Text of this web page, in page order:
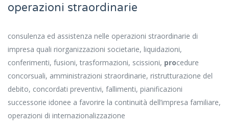
operazioni straordinarie
consulenza ed assistenza nelle operazioni straordinarie di
impresa quali riorganizzazioni societarie, liquidazioni,
conferimenti, fusioni, trasformazioni, scissioni, procedure
concorsuali, amministrazioni straordinarie, ristrutturazione del
debito, concordati preventivi, fallimenti, pianificazioni
successorie idonee a favorire la continuità dell’impresa familiare,
operazioni di internazionalizzazione